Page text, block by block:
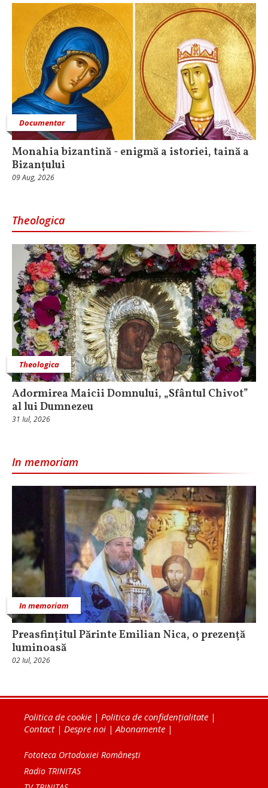
Documentar
Monahia bizantină - enigmă a istoriei, taină a
Bizanțului
09 Aug, 2026
Theologica
Theologica
Adormirea Maicii Domnului, „Sfântul Chivot”
al lui Dumnezeu
31 Iul, 2026
In memoriam
In memoriam
Preasfințitul Părinte Emilian Nica, o prezență
luminoasă
02 Iul, 2026
Politica de cookie | Politica de confidențialitate |
Contact| Despre noi |Abonamente |
Fototeca Ortodoxiei Românești
Radio TRINITAS